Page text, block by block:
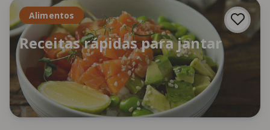
Alimentos
Receitas rápidas para jantar